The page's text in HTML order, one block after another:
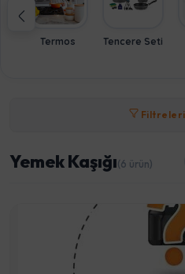
Termos Tencere Seti
Yemek Kaşığı(6 ürün)